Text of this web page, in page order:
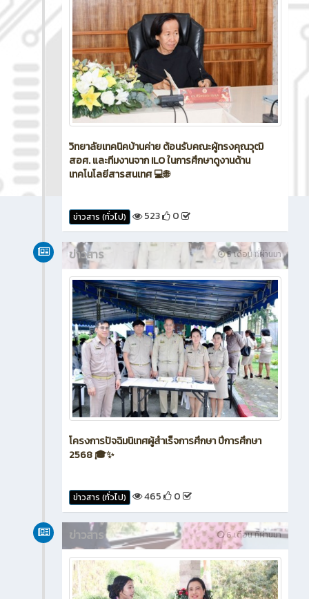
วิทยาลัยเทคนิคบ้านค่าย ต้อนรับคณะผู้ทรงคุณวุฒิ
สอศ. และทีมงานจาก ILO ในการศึกษาดูงานด้าน
เทคโนโลยีสารสนเทศ 💻🌐
ข่าวสาร (ทั่วไป) 523 0
5 เดือน ที่ผ่านมา
ข่าวสาร
โครงการปัจฉิมนิเทศผู้สำเร็จการศึกษา ปีการศึกษา
2568 🎓✨
ข่าวสาร (ทั่วไป) 465 0
6 เดือน ที่ผ่านมา
ข่าวสาร